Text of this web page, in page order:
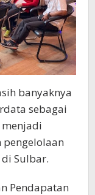
banyaknya
sebagai
menjadi
pengelolaan
Sulbar.
Pendapatan